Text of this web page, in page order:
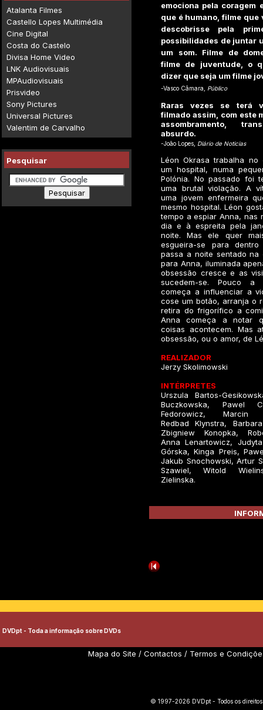
Atalanta Filmes
Castello Lopes Multimédia
Cine Digital
Costa do Castelo
Divisa Home Video
LNK Audiovisuais
MPAudiovisuais
Prisvideo
Sony Pictures
Universal Pictures
Valentim de Carvalho
Pesquisar
emociona pela coragem
que é humano, filme que
descobrisse pela
possibilidades de juntar
um som. Filme de
filme de juventude, o
dizer que seja um filme
-Vasco Câmara, Público
Raras vezes se terá
filmado assim, com este
assombramento,
absurdo.
-João Lopes, Diário de Noticias
Léon Okrasa trabalha no
um hospital, numa
Polónia. No passado foi
uma brutal violação. A
uma jovem enfermeira
mesmo hospital. Léon
tempo a espiar Anna, nas
dia e à espreita pela
noite. Mas ele quer
esgueira-se para
passa a noite sentado na
para Anna, iluminada
obsessão cresce e as
sucedem-se. Pouco a
começa a influenciar a
cose um botão, arranja o
retira do frigorífico a
Anna começa a notar
coisas acontecem. Mas
obsessão, ou o amor, de
REALIZADOR
Jerzy Skolimowski
INTÉRPRETES
Urszula Bartos-
Buczkowska, Pawel
Fedorowicz, Marcin
Redbad Klynstra,
Zbigniew Konopka,
Anna Lenartowicz,
Górska, Kinga Preis,
Jakub Snochowski, Artur
Szawiel, Witold
Zielinska.
DVDpt - Toda a informação sobre DVDs
Mapa do Site / Contactos / Termos e
© 1997-2026 DVDpt - Todos os direitos